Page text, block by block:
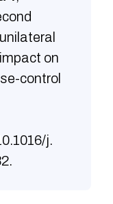
on
control
j.